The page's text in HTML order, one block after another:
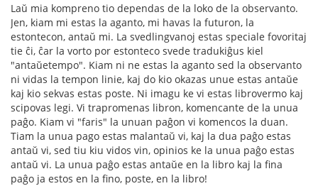
Laŭ mia kompreno tio dependas de la loko de la observanto.
Jen, kiam mi estas la aganto, mi havas la futuron, la
estontecon, antaŭ mi. La svedlingvanoj estas speciale fovoritaj
tie ĉi, ĉar la vorto por estonteco svede tradukiĝus kiel
"antaŭetempo". Kiam ni ne estas la aganto sed la observanto
ni vidas la tempon linie, kaj do kio okazas unue estas antaŭe
kaj kio sekvas estas poste. Ni imagu ke vi estas librovermo kaj
scipovas legi. Vi trapromenas libron, komencante de la unua
paĝo. Kiam vi "faris" la unuan paĝon vi komencos la duan.
Tiam la unua pago estas malantaŭ vi, kaj la dua paĝo estas
antaŭ vi, sed tiu kiu vidos vin, opinios ke la unua paĝo estas
antaŭ vi. La unua paĝo estas antaŭe en la libro kaj la fina
paĝo ja estos en la fino, poste, en la libro!